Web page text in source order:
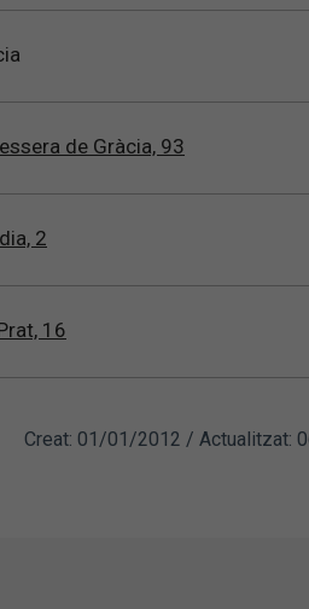
de Gràcia, 93
2
16
Creat: 01/01/2012 / Actualitzat: